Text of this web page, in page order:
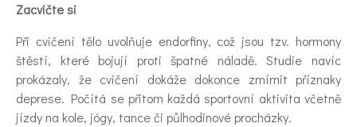
Zacvičte si
Při cvičení tělo uvolňuje endorfiny, což jsou tzv. hormony
štěstí, které bojují proti špatné náladě. Studie navíc
prokázaly, že cvičení dokáže dokonce zmírnit příznaky
deprese. Počítá se přitom každá sportovní aktivita včetně
jízdy na kole, jógy, tance či půlhodinové procházky.